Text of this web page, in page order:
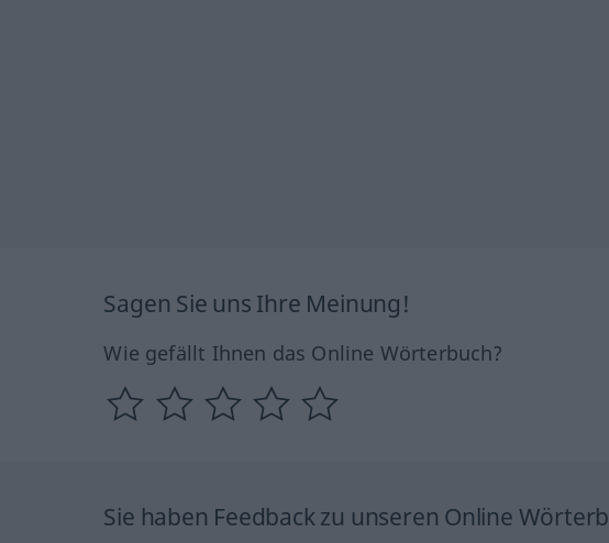
Sagen Sie uns Ihre Meinung!
Wie gefällt Ihnen das Online Wörterbuch?
Sie haben Feedback zu unseren Online